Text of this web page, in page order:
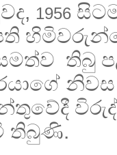
1956
තිබු
නිවස
තිබුණි.